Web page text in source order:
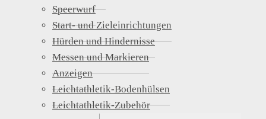
Speerwurf
Start- und Zieleinrichtungen
Hürden und Hindernisse
Messen und Markieren
Anzeigen
Leichtathletik-Bodenhülsen
Leichtathletik-Zubehör